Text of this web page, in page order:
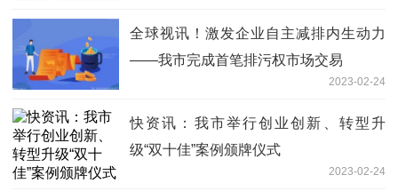
全球视讯！激发企业自主减排内生动力
——我市完成首笔排污权市场交易
2023-02-24
快资讯：我市举行创业创新、转型升
级“双十佳”案例颁牌仪式
2023-02-24